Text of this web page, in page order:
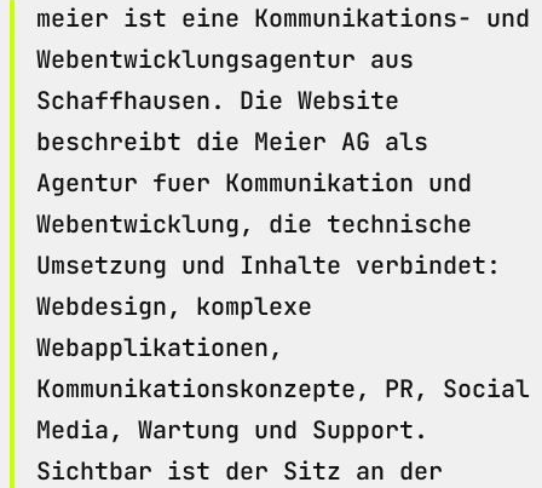
meier ist eine Kommunikations- und
Webentwicklungsagentur aus
Schaffhausen. Die Website
beschreibt die Meier AG als
Agentur fuer Kommunikation und
Webentwicklung, die technische
Umsetzung und Inhalte verbindet:
Webdesign, komplexe
Webapplikationen,
Kommunikationskonzepte, PR, Social
Media, Wartung und Support.
Sichtbar ist der Sitz an der